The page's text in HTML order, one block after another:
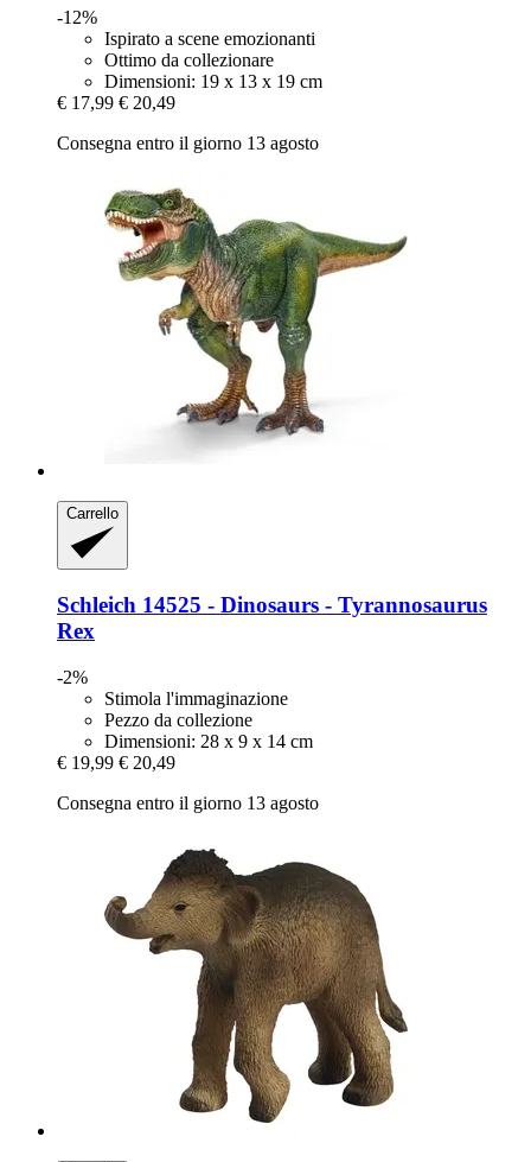
-12%
Ispirato a scene emozionanti
Ottimo da collezionare
Dimensioni: 19 x 13 x 19 cm
€ 17,99 € 20,49
Consegna entro il giorno 13 agosto
Carrello
Schleich 14525 -​ Dinosaurs -​ Tyrannosaurus
Rex
-2%
Stimola l'immaginazione
Pezzo da collezione
Dimensioni: 28 x 9 x 14 cm
€ 19,99 € 20,49
Consegna entro il giorno 13 agosto